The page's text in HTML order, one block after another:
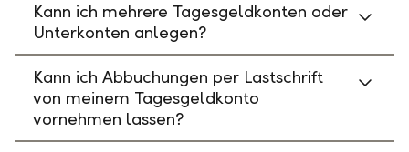
Kann ich mehrere Tagesgeldkonten oder
Unterkonten anlegen?
Kann ich Abbuchungen per Lastschrift
von meinem Tagesgeldkonto
vornehmen lassen?